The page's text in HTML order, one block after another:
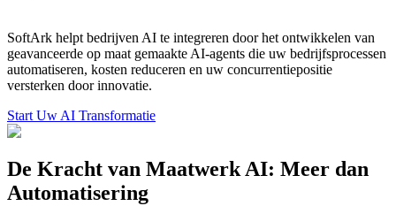
SoftArk helpt bedrijven AI te integreren door het ontwikkelen van
geavanceerde op maat gemaakte AI-agents die uw bedrijfsprocessen
automatiseren, kosten reduceren en uw concurrentiepositie
versterken door innovatie.
Start Uw AI Transformatie
De Kracht van Maatwerk AI: Meer dan
Automatisering